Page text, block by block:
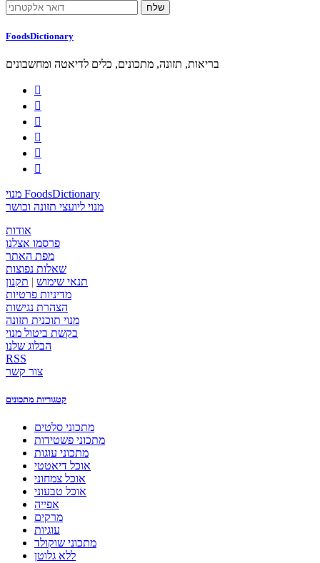
FoodsDictionary
בריאות, תזונה, מתכונים, כלים לדיאטה ומחשבונים






מנוי FoodsDictionary
מנוי ליועצי תזונה וכושר
אודות
פרסמו אצלנו
מפת האתר
שאלות נפוצות
תנאי שימוש | תקנון
מדיניות פרטיות
הצהרת נגישות
מנוי תוכנית תזונה
בקשת ביטול מנוי
הבלוג שלנו
RSS
צור קשר
קטגוריות מתכונים
מתכוני סלטים
מתכוני פשטידות
מתכוני עוגות
אוכל דיאטטי
אוכל צמחוני
אוכל טבעוני
אפייה
מרקים
עוגיות
מתכוני שוקולד
ללא גלוטן